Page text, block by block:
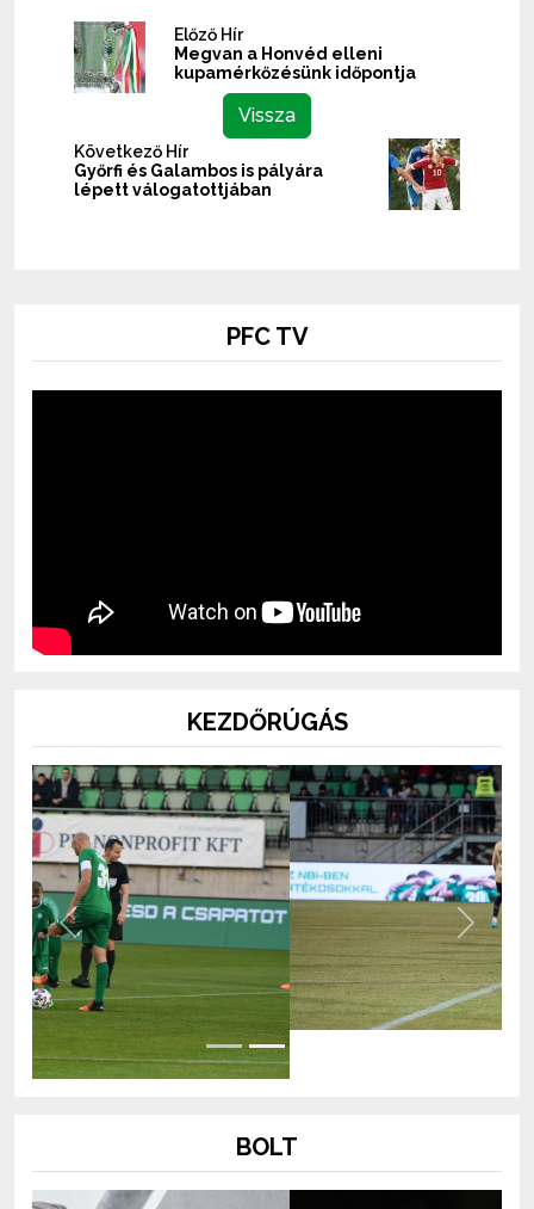
Előző Hír
Megvan a Honvéd elleni
kupamérkőzésünk időpontja
Vissza
Következő Hír
Győrfi és Galambos is pályára
lépett válogatottjában
PFC TV
KEZDŐRÚGÁS
Previous Next